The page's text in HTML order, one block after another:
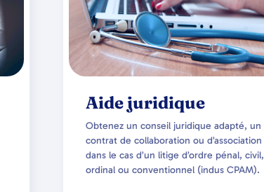
Aide juridique
Obtenez un conseil juridique adapté, un
contrat de collaboration ou d’association
dans le cas d’un litige d’ordre pénal, civil,
ordinal ou conventionnel (indus CPAM).